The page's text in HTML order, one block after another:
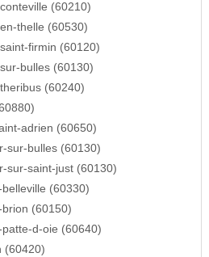
(60210)
thelle (60530)
firmin (60120)
bulles (60130)
(60240)
adrien (60650)
sur-bulles (60130)
sur-saint-just (60130)
(60330)
(60150)
d-oie (60640)
(60420)